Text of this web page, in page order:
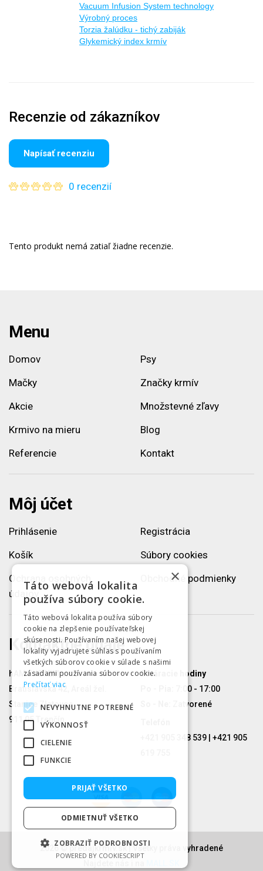
Vacuum Infusion System technology
Výrobný proces
Torzia žalúdku - tichý zabiják
Glykemický index krmív
Recenzie od zákazníkov
Napísať recenziu
0 recenzií
Tento produkt nemá zatiaľ žiadne recenzie.
Menu
Domov
Psy
Mačky
Značky krmív
Akcie
Množstevné zľavy
Krmivo na mieru
Blog
Referencie
Kontakt
Môj účet
Prihlásenie
Registrácia
Košík
Súbory cookies
Ochrana osobných
údajov
Obchodné podmienky
Kontaktné údaje
hAM SYSTEM s.r.o.
Bratislavská 42, Areál žel.
Stanice Zlatovce
911 05 Trenčín
Otváracie hodiny
7:00 - 17:00
Zatvorené
+421 905 348 539 | +421 905
2026 © predajkrmiv.sk | Všetky práva vyhradené
×
Táto webová lokalita
používa súbory cookie.
Táto webová lokalita používa súbory
cookie na zlepšenie používateľskej
skúsenosti. Používaním našej webovej
lokality vyjadrujete súhlas s používaním
všetkých súborov cookie v súlade s našimi
zásadami používania súborov cookie.
Prečítať viac
NEVYHNUTNE POTREBNÉ
VÝKONNOSŤ
CIELENIE
FUNKCIE
PRIJAŤ VŠETKO
ODMIETNUŤ VŠETKO
ZOBRAZIŤ PODROBNOSTI
POWERED BY COOKIESCRIPT